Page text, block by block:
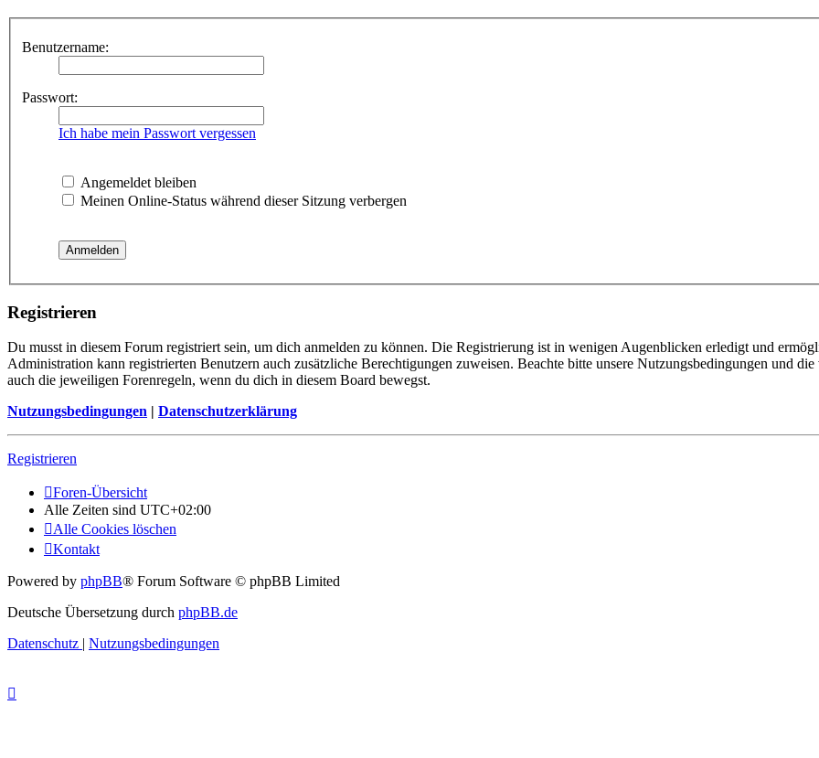
Benutzername:
Passwort:
Ich habe mein Passwort vergessen
Angemeldet bleiben
Meinen Online-Status während dieser Sitzung verbergen
Registrieren
Du musst in diesem Forum registriert sein, um dich anmelden zu können. Die Registrierung ist in wenigen Augenblicken erledigt und
Administration kann registrierten Benutzern auch zusätzliche Berechtigungen zuweisen. Beachte bitte unsere Nutzungsbedingungen und
auch die jeweiligen Forenregeln, wenn du dich in diesem Board bewegst.
Nutzungsbedingungen | Datenschutzerklärung
Registrieren
Foren-Übersicht
Alle Zeiten sind UTC+02:00
Alle Cookies löschen
Kontakt
Powered by phpBB® Forum Software © phpBB Limited
Deutsche Übersetzung durch phpBB.de
Datenschutz | Nutzungsbedingungen